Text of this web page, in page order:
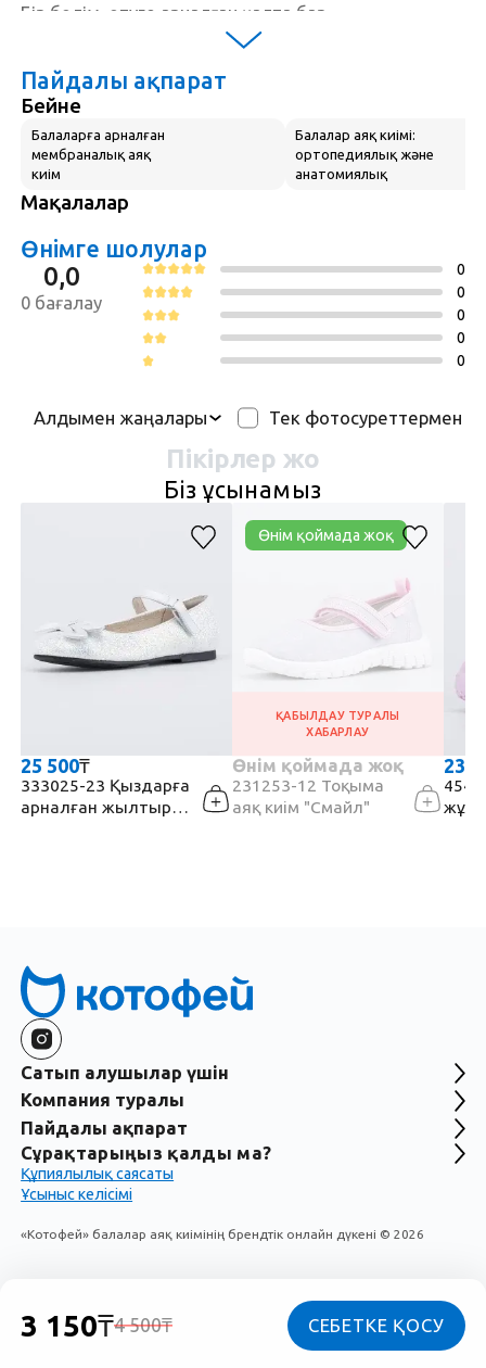
Бір бөлім, өтуге арналған қалта бар.
Оның ыңғайлы байланыстары бар, олардың
түрде жаба аласыз.
Өлшемі: 35 * 45 см.
3 150₸4 500₸ СЕБЕТКЕ ҚОСУ
Пайдалы ақпарат
Бейне
Балаларға арналған
мембраналық аяқ
киім
Балалар аяқ киімі:
ортопедиялық және
анатомиялық
Мақалалар
Өнімге шолулар
0,0
0 бағалау
0
0
0
0
0
Алдымен жаңалары Тек фотосуреттермен
Пікірлер жоқ
Біз ұсынамыз
25 500₸
333025-23 Қыздарға
арналған жылтыр
Өнім қоймада жоқ
ҚАБЫЛДАУ ТУРАЛЫ
ХАБАРЛАУ
Өнім қоймада жоқ
231253-12 Тоқыма
аяқ киім "Смайл"
23
Сатып алушылар үшін
Компания туралы
Пайдалы ақпарат
Сұрақтарыңыз қалды ма?
«Котофей» балалар аяқ киімінің брендтік онлайн дүкені ©2026
Құпиялылық саясаты
Ұсыныс келісімі